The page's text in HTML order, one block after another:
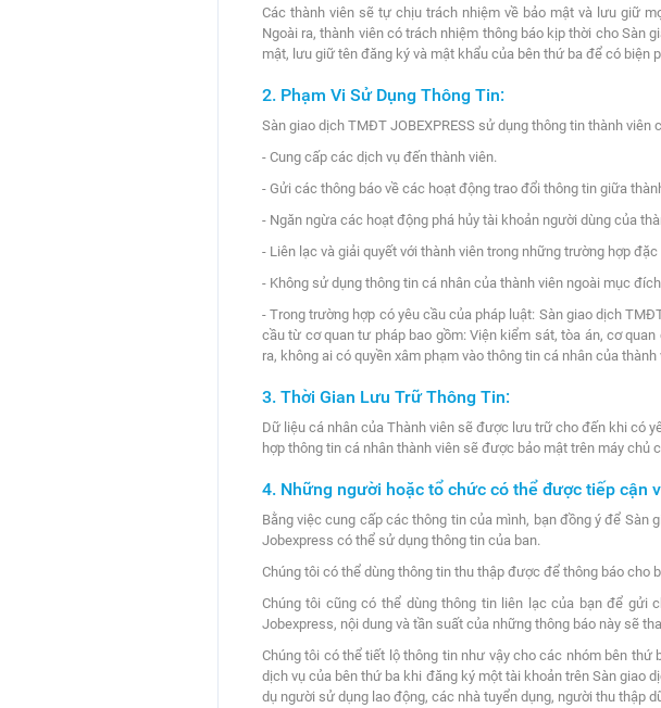
Các thành viên sẽ tự chịu trách nhiệm về bảo mật và lưu giữ
Ngoài ra, thành viên có trách nhiệm thông báo kịp thời cho Sàn
mật, lưu giữ tên đăng ký và mật khẩu của bên thứ ba để có biện
2. Phạm Vi Sử Dụng Thông Tin:
Sàn giao dịch TMĐT JOBEXPRESS sử dụng thông tin thành viên
- Cung cấp các dịch vụ đến thành viên.
- Gửi các thông báo về các hoạt động trao đổi thông tin giữa
- Ngăn ngừa các hoạt động phá hủy tài khoản người dùng của
- Liên lạc và giải quyết với thành viên trong những trường hợp đặc
- Không sử dụng thông tin cá nhân của thành viên ngoài mục
- Trong trường hợp có yêu cầu của pháp luật: Sàn giao dịch
cầu từ cơ quan tư pháp bao gồm: Viện kiểm sát, tòa án, cơ
ra, không ai có quyền xâm phạm vào thông tin cá nhân của thành
3. Thời Gian Lưu Trữ Thông Tin:
Dữ liệu cá nhân của Thành viên sẽ được lưu trữ cho đến khi có
hợp thông tin cá nhân thành viên sẽ được bảo mật trên máy chủ
4. Những người hoặc tổ chức có thể được tiếp cận
Bằng việc cung cấp các thông tin của mình, bạn đồng ý để
Jobexpress có thể sử dụng thông tin của ban.
Chúng tôi có thể dùng thông tin thu thập được để thông báo cho
Chúng tôi cũng có thể dùng thông tin liên lạc của bạn để gửi
Jobexpress, nội dung và tần suất của những thông báo này sẽ
Chúng tôi có thể tiết lộ thông tin như vậy cho các nhóm bên thứ
dịch vụ của bên thứ ba khi đăng ký một tài khoản trên Sàn giao
dụ người sử dụng lao động, các nhà tuyển dụng, người thu thập